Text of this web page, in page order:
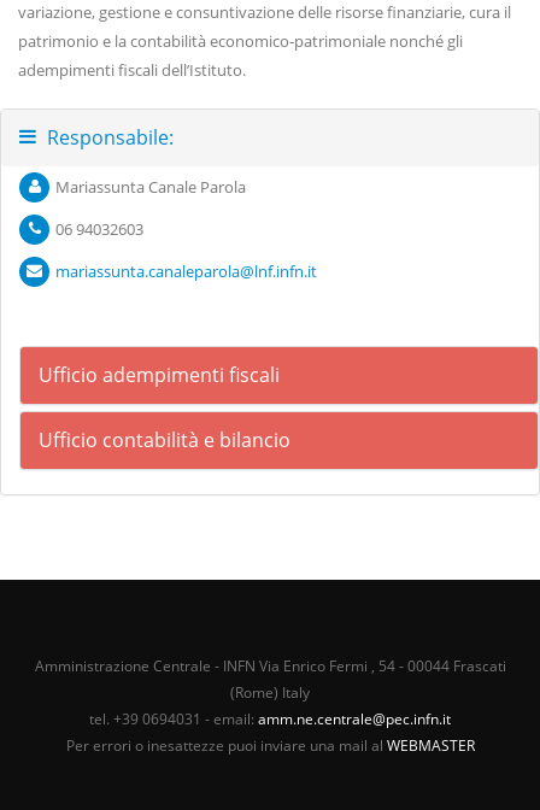
variazione, gestione e consuntivazione delle risorse finanziarie, cura il
patrimonio e la contabilità economico-patrimoniale nonché gli
adempimenti fiscali dell’Istituto.
Responsabile:
Mariassunta Canale Parola
06 94032603
mariassunta.canaleparola@lnf.infn.it
Ufficio adempimenti fiscali
Ufficio contabilità e bilancio
Amministrazione Centrale - INFN Via Enrico Fermi , 54 - 00044 Frascati
(Rome) Italy
tel. +39 0694031 - email: amm.ne.centrale@pec.infn.it
Per errori o inesattezze puoi inviare una mail al WEBMASTER